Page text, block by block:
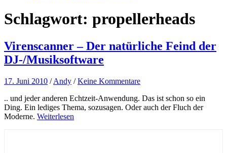
Schlagwort: propellerheads
Virenscanner – Der natürliche Feind der
DJ-/Musiksoftware
17. Juni 2010 /Andy /Keine Kommentare
.. und jeder anderen Echtzeit-Anwendung. Das ist schon so ein
Ding. Ein lediges Thema, sozusagen. Oder auch der Fluch der
Moderne. Weiterlesen